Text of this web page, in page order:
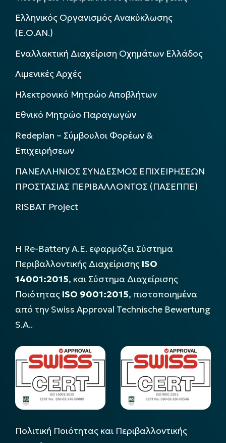
Ελληνικός Οργανισμός Ανακύκλωσης
(Ε.Ο.ΑΝ.)
Εναλλακτική Διαχείριση Οχημάτων Ελλάδος
Λιμενικές Αρχές
Ηλεκτρονικό Μητρώο Αποβλήτων
Εθνικό Μητρώο Παραγωγών
Redeplan – Σύμβουλοι Φορέων &
Επιχειρήσεων
ΠΑΝΕΛΛΗΝΙΟΣ ΣΥΝΔΕΣΜΟΣ ΕΠΙΧΕΙΡΗΣΕΩΝ
ΠΡΟΣΤΑΣΙΑΣ ΠΕΡΙΒΑΛΛΟΝΤΟΣ (ΠΑΣΕΠΠΕ)
RISBAT Project
Η Re-Battery Α.Ε. εφαρμόζει Σύστημα
Περιβαλλοντικής Διαχείρισης ISO
14001:2015, και Σύστημα Διαχείρισης
Ποιότητας ISO 9001:2015, πιστοποιημένα
από την Swiss Approval Technische Bewertung
S.A..
Πολιτική Ποιότητας και Περιβαλλοντικής